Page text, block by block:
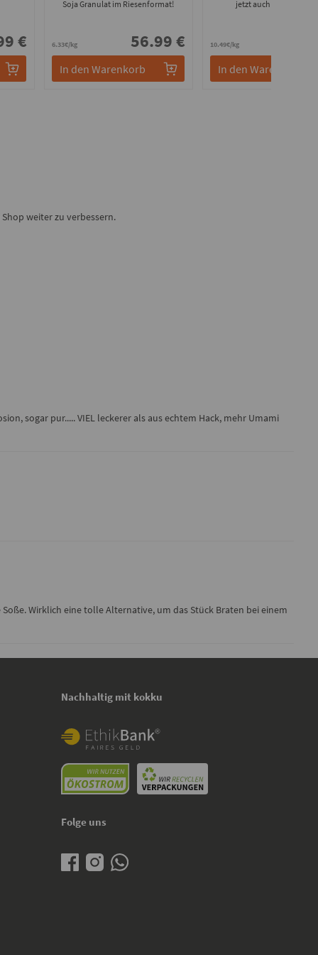
€
Soja Granulat im Riesenformat!
6.33€/kg 56.99 €
In den Warenkorb
jetzt auch im Großpack
10.49€/kg
In den Warenkorb
weiter zu verbessern.
sogar pur..... VIEL leckerer als aus echtem Hack, mehr Umami
Wirklich eine tolle Alternative, um das Stück Braten bei einem
Nachhaltig mit kokku
Folge uns